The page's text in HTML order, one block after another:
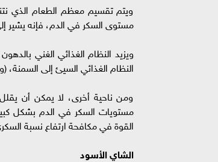
ويتم تقسيم معظم الطعام الذي
مستوى السكر في الدم، فإنه يشير
ويزيد النظام الغذائي الغني
النظام الغذائي السيئ إلى
ومن ناحية أخرى، لا يمكن أن
مستويات السكر في الدم بشكل
القوة في مكافحة ارتفاع نسبة
الشاي الأسود